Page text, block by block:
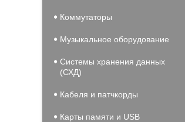
Коммутаторы
Музыкальное оборудование
Системы хранения данных
(СХД)
Кабеля и патчкорды
Карты памяти и USB